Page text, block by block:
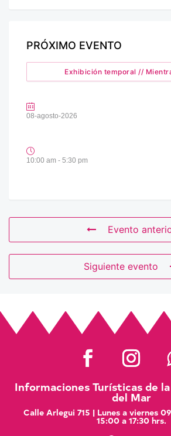
PRÓXIMO EVENTO
Exhibición temporal //
08-agosto-2026
10:00 am - 5:30 pm
Evento
Siguiente evento
Informaciones Turísticas de
del Mar
Calle Arlegui 715 | Lunes a viernes
15:00 a 17:30 hrs.